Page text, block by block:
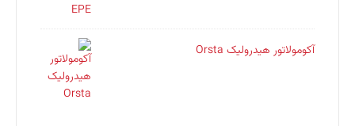
آکومولاتور هیدرولیک Orsta